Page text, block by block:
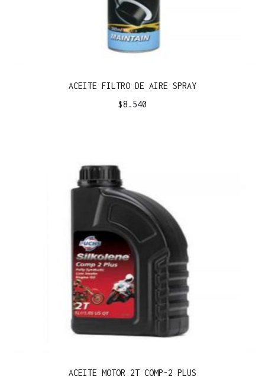
ACEITE FILTRO DE AIRE SPRAY
$8.540
ACEITE MOTOR 2T COMP-2 PLUS